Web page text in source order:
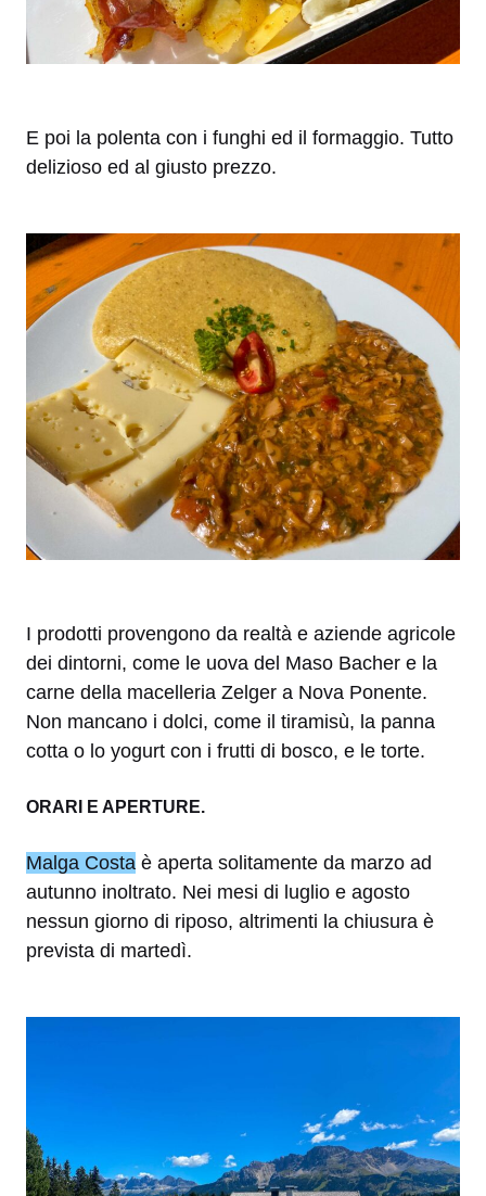
E poi la polenta con i funghi ed il formaggio. Tutto
delizioso ed al giusto prezzo.
I prodotti provengono da realtà e aziende agricole
dei dintorni, come le uova del Maso Bacher e la
carne della macelleria Zelger a Nova Ponente.
Non mancano i dolci, come il tiramisù, la panna
cotta o lo yogurt con i frutti di bosco, e le torte.
ORARI E APERTURE.
Malga Costa è aperta solitamente da marzo ad
autunno inoltrato. Nei mesi di luglio e agosto
nessun giorno di riposo, altrimenti la chiusura è
prevista di martedì.